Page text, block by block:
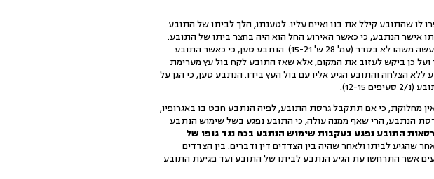
לו שהתובע קילל את בנו ואיים עליו. לטענתו, הלך לביתו של התובע
על כך ולבקש ממנו, כי לא ידבר עם ילדיו (נ/2 סעיפים 5 ו-11). בעדותו אישר הנתבע, כי כאשר האירוע החל הוא היה בחצר ביתו של התובע.
לטענתו, התובע יצא אליו עם ידיים ריקות אולם הבין שהוא בא לברר מה קרה ושהוא עשה משהו לא בסדר (עמ' 28 ש' 15-21). הנתבע טען, כי כאשר התובע
ועל כן ביקש לעזוב את המקום, אלא שאז התובע לקח בול עץ מערימת
הצלחה והתובע הגיע אליו עם בול העץ בידו. הנתבע טען, כי הגן על
12-15).
מחלוקת, כי אם תתקבל גרסת התובע, לפיה הנתבע חבט בו באגרופיו,
הנזיקין. ככל שתתקבל גרסת הנתבע, הרי שאף ממנה עולה, כי התובע נפגע בשל שימוש הנתבע
התובע נפגע בעקבות שימוש הנתבע בכח נגד גופו של
לביתו ולאחר שהיה בין הצדדים דין ודברים. בין הצדדים
אשר התרחשו עת הגיע הנתבע לביתו של התובע ועד פגיעת התובע